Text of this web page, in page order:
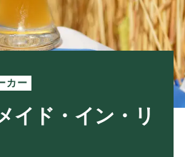
イド・イン・リ
カー